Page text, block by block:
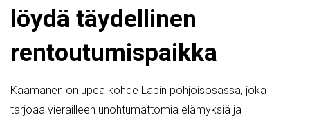
löydä täydellinen
rentoutumispaikka
Kaamanen on upea kohde Lapin pohjoisosassa, joka
tarjoaa vierailleen unohtumattomia elämyksiä ja